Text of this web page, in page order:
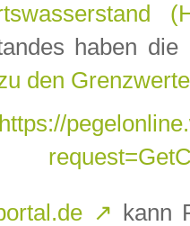
haben
den
https://
↗ kann